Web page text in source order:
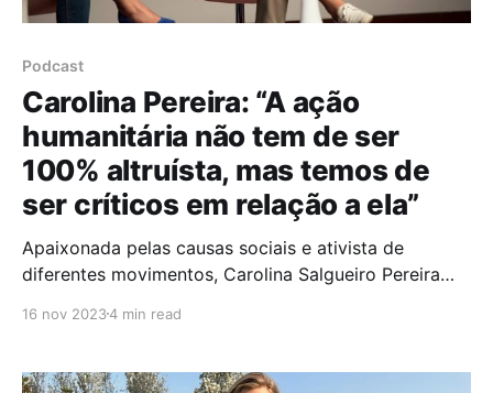
Podcast
Carolina Pereira: “A ação
humanitária não tem de ser
100% altruísta, mas temos de
ser críticos em relação a ela”
Apaixonada pelas causas sociais e ativista de
diferentes movimentos, Carolina Salgueiro Pereira
voluntária e empreendedora social. Já trabalhou em
esteve 3 anos a trabalhar na Organização das
16 nov 20234 min read